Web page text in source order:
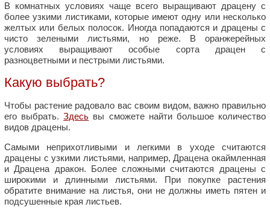
В комнатных условиях чаще всего выращивают драцену с
более узкими листиками, которые имеют одну или несколько
желтых или белых полосок. Иногда попадаются и драцены с
чисто зелеными листьями, но реже. В оранжерейных
условиях выращивают особые сорта драцен с
разноцветными и пестрыми листьями.
Какую выбрать?
Чтобы растение радовало вас своим видом, важно правильно
его выбрать.Здесь вы сможете найти большое количество
видов драцены.
Самыми неприхотливыми и легкими в уходе считаются
драцены с узкими листьями, например, Драцена окаймленная
и Драцена дракон. Более сложными считаются драцены с
широкими и длинными листьями. При покупке растения
обратите внимание на листья, они не должны иметь пятен и
подсушенные края листьев.